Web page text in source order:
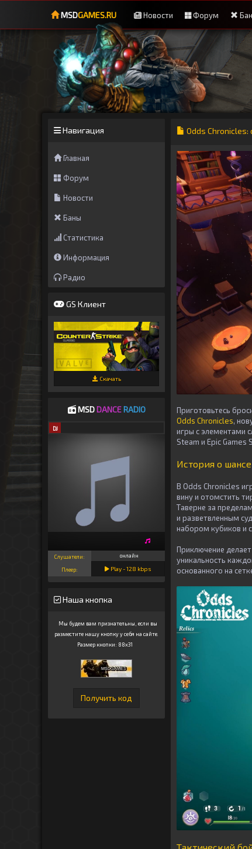
MSDGAMES.RU Новости Форум
Навигация
Главная
Форум
Новости
Баны
Статистика
Информация
Радио
GS Клиент
Скачать
MSDDANCE RADIO
DJ
Слушатели: онлайн
Плеер: Play -128 kbps
Наша кнопка
Мы будем вам признательны, если вы
разместите нашу кнопку у себя на сайте.
Размер кнопки: 88x31
Odds Chronicles:
Приготовьтесь
Odds Chronicles,
игры с элементами
Steam и Epic Games
История о
В Odds Chronicles
вину и отомстить
Таверне за
и разветвленным
набором кубиков и
Приключение
уникальность
основанного на
Тактический